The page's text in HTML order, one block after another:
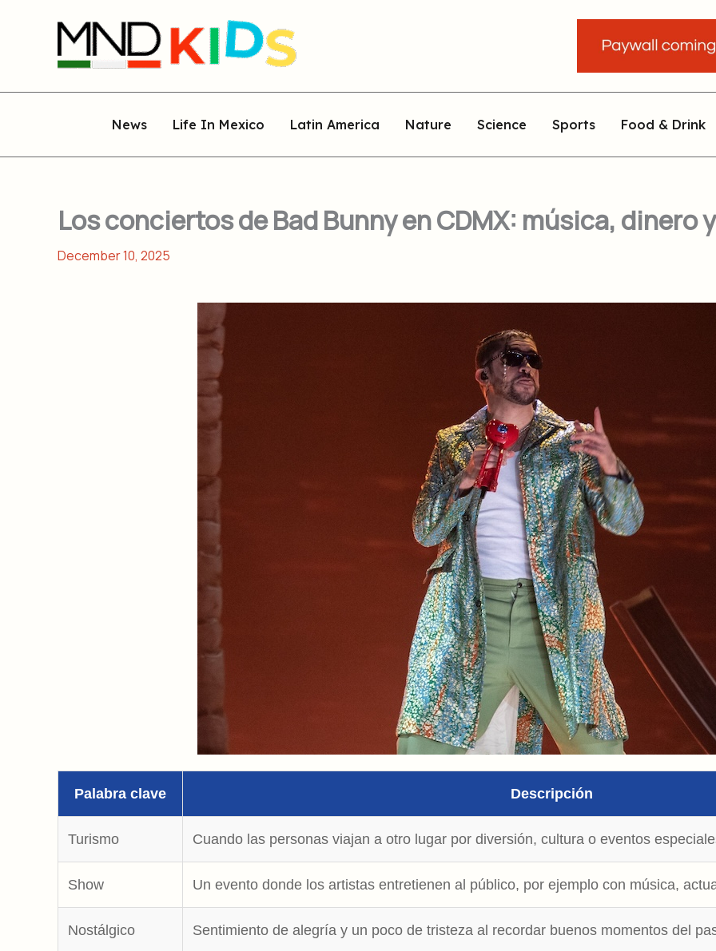
News Life In Mexico Latin America Nature Science Sports Food & Drink
Los conciertos de Bad Bunny en CDMX: música, dinero
Palabra clave Descripción
Turismo Cuando las personas viajan a otro lugar por diversión, cultura o eventos
Show Un evento donde los artistas entretienen al público, por ejemplo con música,
Nostálgico Sentimiento de alegría y un poco de tristeza al recordar buenos momentos del